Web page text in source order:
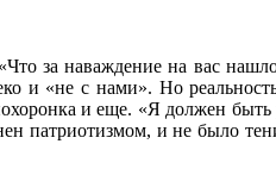
за наваждение на вас
и «не с нами». Но
и еще. «Я должен быть
патриотизмом, и не было